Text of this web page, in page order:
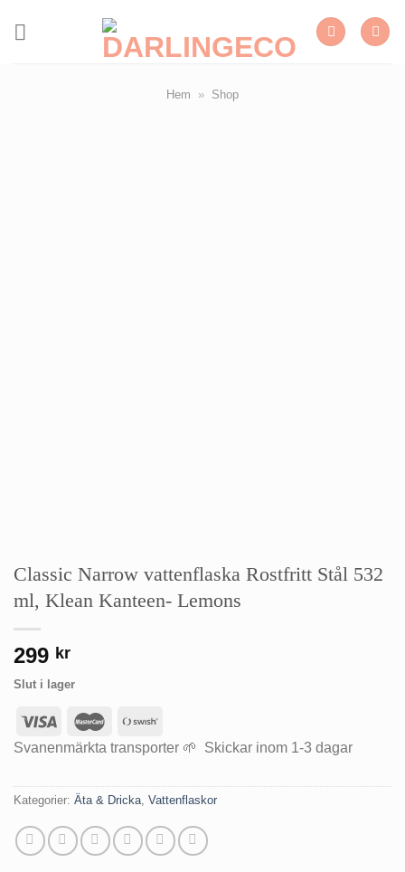
Hem » Shop
Classic Narrow vattenflaska Rostfritt Stål 532
ml, Klean Kanteen- Lemons
299 kr
Slut i lager
Svanenmärkta transporter 🌱 Skickar inom 1-3 dagar
Kategorier: Äta & Dricka Vattenflaskor